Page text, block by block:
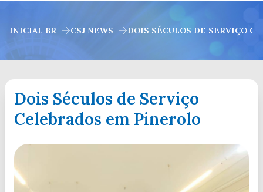
INICIAL BR CSJ NEWS DOIS SÉCULOS DE SERVIÇO
Dois Séculos de Serviço
Celebrados em Pinerolo